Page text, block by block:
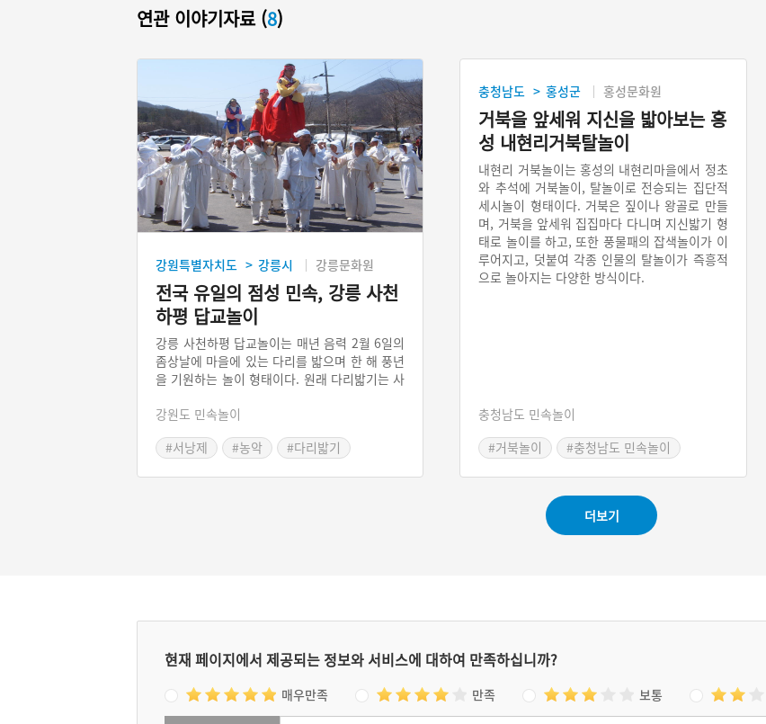
연관 이야기자료 (8)
강원특별자치도 > 강릉시 강릉문화원
전국 유일의 점성 민속, 강릉 사천
하평 답교놀이
강릉 사천하평 답교놀이는 매년 음력 2월 6일의
좀상날에 마을에 있는 다리를 밟으며 한 해 풍년
을 기원하는 놀이 형태이다. 원래 다리밟기는 사
대보름 전후에 이루어지는 세시풍속인데, 강릉
은 시기와 목적이 다소 다르게 나타난다. 이날
횃불놀이도 함께 이루어진다.
강원도 민속놀이
#서낭제
#농악
#다리밟기
충청남도 > 홍성군 홍성문화원
거북을 앞세워 지신을 밟아보는 홍
성 내현리거북탈놀이
내현리 거북놀이는 홍성의 내현리마을에서 정초
와 추석에 거북놀이, 탈놀이로 전승되는 집단적
세시놀이 형태이다. 거북은 짚이나 왕골로 만들
며, 거북을 앞세워 집집마다 다니며 지신밟기 형
태로 놀이를 하고, 또한 풍물패의 잡색놀이가 이
루어지고, 덧붙여 각종 인물의 탈놀이가 즉흥적
으로 놀아지는 다양한 방식이다.
충청남도 민속놀이
#거북놀이
#충청남도 민속놀이
더보기
현재 페이지에서 제공되는 정보와 서비스에 대하여 만족하십니까?
매우만족 만족 보통